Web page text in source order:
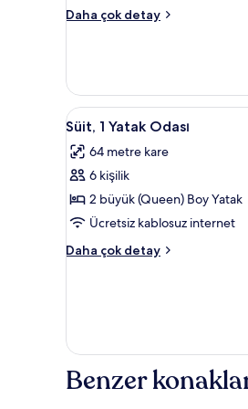
fotoğrafları
Daha çok detay
Süit,
Floor)
hakkında
daha
fazla
detay
Süit,
1
Yatak
Odası
için
tüm
fotoğrafları
görün
5
Süit, 1 Yatak Odası
64 metre kare
6 kişilik
2 büyük (Queen) Boy Yatak
Ücretsiz kablosuz internet
Daha çok detay
Süit,
fazla
Benzer